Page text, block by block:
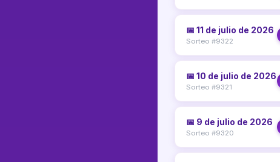
📅 11 de julio de 2026
Sorteo #9322
📅 10 de julio de 2026
Sorteo #9321
📅 9 de julio de 2026
Sorteo #9320